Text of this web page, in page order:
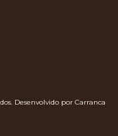
Desenvolvido por Carranca